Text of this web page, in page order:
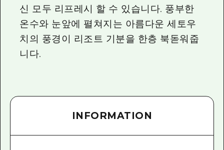
신 모두 리프레시 할 수 있습니다. 풍부한
온수와 눈앞에 펼쳐지는 아름다운 세토우
치의 풍경이 리조트 기분을 한층 북돋워줍
니다.
INFORMATION